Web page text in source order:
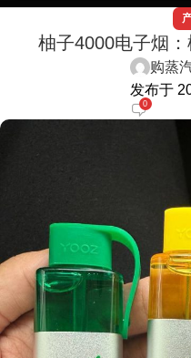
柚子4000电子烟
购蒸
发布于
0